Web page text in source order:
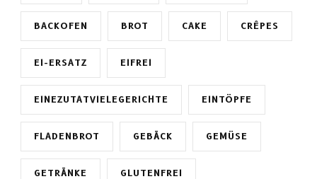
BACKOFEN BROT CAKE CRÊPES
EI-ERSATZ EIFREI
EINEZUTATVIELEGERICHTE EINTÖPFE
FLADENBROT GEBÄCK GEMÜSE
GETRÄNKE GLUTENFREI